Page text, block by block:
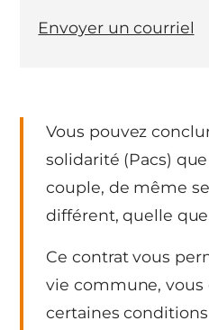
Vous pouvez
solidarité (Pacs)
couple, de même
différent, quelle
Ce contrat vous
vie commune,
certaines
Envoyer un courriel